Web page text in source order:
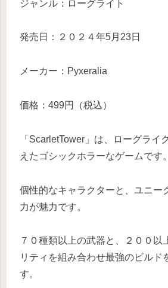
ジャンル：ローグライト
発売日：２０２４年5月23日
メーカー：Pyxeralia
価格：499円（税込）
「ScarletTower」は、ローグライ
えたゴシックホラーなゲームです。
個性的なキャラクターと、ユニー
力が魅力です。
７０種類以上の武器と、２００以
リティを組み合わせ最強のビルド
す。